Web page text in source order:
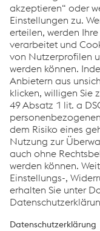
ESRS
Links
Downloads
Glossar
Datenschutz